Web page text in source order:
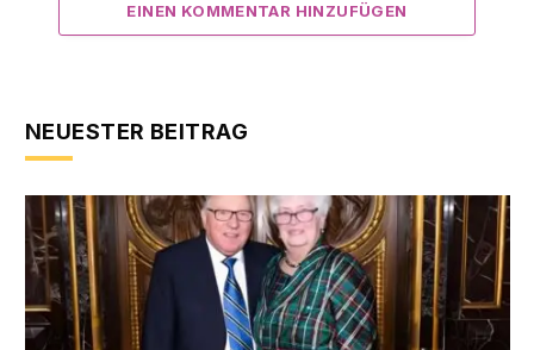
EINEN KOMMENTAR HINZUFÜGEN
NEUESTER BEITRAG